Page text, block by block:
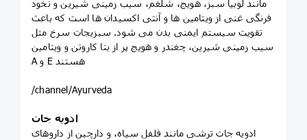
مانند لوبیا سبز، هویج، شلغم، سیب زمینی شیرین و نخود
فرنگی غنی از ویتامین ها و آنتی اکسیدان ها است که باعث
تقویت سیستم ایمنی بدن می شود. سبزیجات سرخ مثل
سیب زمینی شیرین، چغندر و هویج پر از بتا کاروتن و ویتامین
A و E هستند
/channel/Ayurveda
ادویه جات
ادویه جات ترشی مانند فلفل سیاه، و دارچین از داروهای